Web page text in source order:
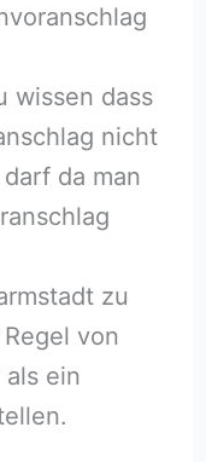
wissen dass
nicht
da man
zu
von
ein